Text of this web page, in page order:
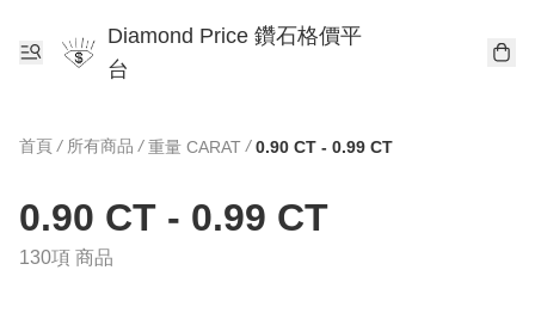
Diamond Price 鑽石格價平
台
首頁 / 所有商品 / 重量 CARAT / 0.90 CT - 0.99 CT
0.90 CT - 0.99 CT
130項 商品